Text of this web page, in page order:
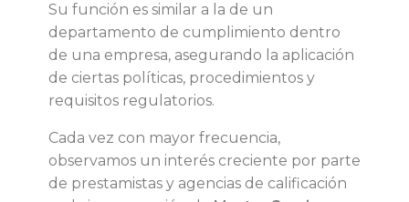
a
c
e
Su función es similar a la de un
departamento de cumplimiento dentro
de una empresa, asegurando la aplicación
de ciertas políticas, procedimientos y
requisitos regulatorios.
Cada vez con mayor frecuencia,
observamos un interés creciente por parte
de prestamistas y agencias de calificación